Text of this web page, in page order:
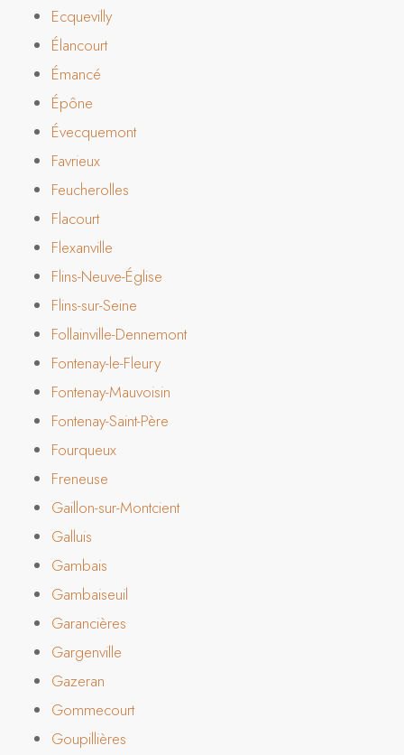
Ecquevilly
Élancourt
Émancé
Épône
Évecquemont
Favrieux
Feucherolles
Flacourt
Flexanville
Flins-Neuve-Église
Flins-sur-Seine
Follainville-Dennemont
Fontenay-le-Fleury
Fontenay-Mauvoisin
Fontenay-Saint-Père
Fourqueux
Freneuse
Gaillon-sur-Montcient
Galluis
Gambais
Gambaiseuil
Garancières
Gargenville
Gazeran
Gommecourt
Goupillières